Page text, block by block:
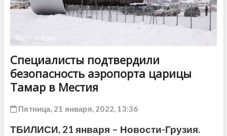
Фото: stringio
Специалисты подтвердили
безопасность аэропорта царицы
Тамар в Местия
Пятница, 21 января, 2022, 13:36
ТБИЛИСИ, 21 января – Новости-Грузия.